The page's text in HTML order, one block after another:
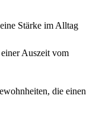
Stärke im Alltag
Auszeit vom
die einen